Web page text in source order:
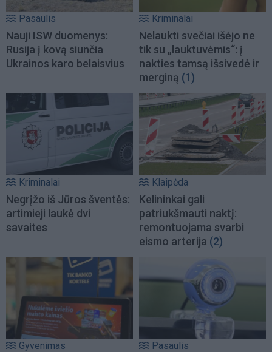
Pasaulis
Nauji ISW duomenys:
Rusija į kovą siunčia
Ukrainos karo belaisvius
Kriminalai
Nelaukti svečiai išėjo ne
tik su „lauktuvėmis“: į
nakties tamsą išsivedė ir
merginą (1)
Kriminalai
Negrįžo iš Jūros šventės:
artimieji laukė dvi
savaites
Klaipėda
Kelininkai gali
patriukšmauti naktį:
remontuojama svarbi
eismo arterija (2)
Gyvenimas Pasaulis